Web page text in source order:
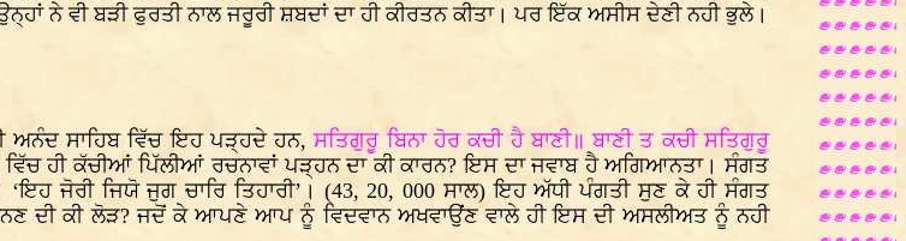
ਨੇ ਵੀ ਬੜੀ ਫੁਰਤੀ ਨਾਲ ਜਰੂਰੀ ਸ਼ਬਦਾਂ ਦਾ ਹੀ ਕੀਰਤਨ ਕੀਤਾ। ਪਰ ਇੱਕ ਅਸੀਸ ਦੇਣੀ ਨਹੀ ਭੁਲੇ।
ਅਨੰਦ ਸਾਹਿਬ ਵਿੱਚ ਇਹ ਪੜ੍ਹਦੇ ਹਨ,ਸਤਿਗੁਰੂ ਬਿਨਾ ਹੋਰ ਕਚੀ ਹੈ ਬਾਣੀ॥ ਬਾਣੀ ਤ ਕਚੀ ਸਤਿਗੁਰੂ
ਵਿੱਚ ਹੀ ਕੱਚੀਆਂ ਪਿੱਲੀਆਂ ਰਚਨਾਵਾਂ ਪੜ੍ਹਨ ਦਾ ਕੀ ਕਾਰਨ? ਇਸ ਦਾ ਜਵਾਬ ਹੈ ਅਗਿਆਨਤਾ। ਸੰਗਤ
ਜੋਰੀ ਜਿਯੋ ਜੁਗ ਚਾਰਿ ਤਿਹਾਰੀ’। (43, 20, 000 ਸਾਲ) ਇਹ ਅੱਧੀ ਪੰਗਤੀ ਸੁਣ ਕੇ ਹੀ ਸੰਗਤ
ਦੀ ਕੀ ਲੋੜ? ਜਦੋਂ ਕੇ ਆਪਣੇ ਆਪ ਨੂੰ ਵਿਦਵਾਨ ਅਖਵਾਉਂਣ ਵਾਲੇ ਹੀ ਇਸ ਦੀ ਅਸਲੀਅਤ ਨੂੰ ਨਹੀ